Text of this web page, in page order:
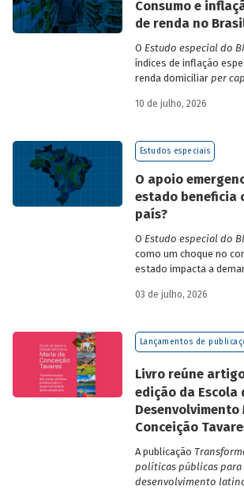
Consumo e
de renda no
O Estudo especial do
índices de inflação
renda domiciliar per
associadas às
ainda os microdados da
para analisar a
10 de julho, 2026
Estudos especiais
O apoio
estado beneficia
país?
O Estudo especial do
como um choque no
estado impacta a
Grande do Sul.
03 de julho, 2026
Lançamentos de
Livro reúne
edição da Escola
Desenvolvimento
Conceição
A publicação
políticas públicas para
desenvolvimento